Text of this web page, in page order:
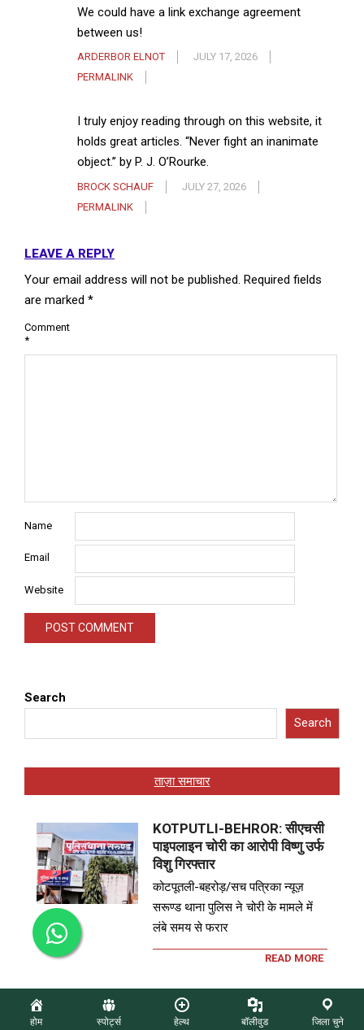
We could have a link exchange agreement
between us!
ARDERBOR ELNOT
JULY 17, 2026
PERMALINK
I truly enjoy reading through on this website, it
holds great articles. “Never fight an inanimate
object.” by P. J. O’Rourke.
BROCK SCHAUF
JULY 27, 2026
PERMALINK
LEAVE A REPLY
Your email address will not be published. Required fields
are marked *
Comment
*
Name
Email
Website
Search
Search
ताज़ा समाचार
KOTPUTLI-BEHROR: सीएचसी
पाइपलाइन चोरी का आरोपी विष्णु उर्फ
विशु गिरफ्तार
कोटपूतली-बहरोड़/सच पत्रिका न्यूज़
सरूण्ड थाना पुलिस ने चोरी के मामले में
लंबे समय से फरार
READ MORE
KOTPUTLI-BEHROR: पैरागोन
करियर इंस्टिट्यूट का भव्य शुभारंभ,
होम स्पोर्ट्स हेल्थ बॉलीवुड जिला चुने